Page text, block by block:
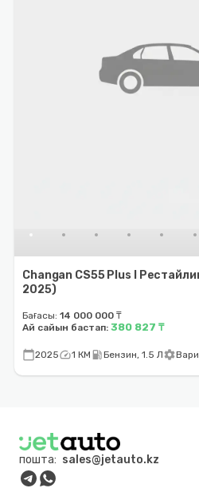
Changan CS55 Plus I
2025)
Бағасы: 14 000 000 ₸
Ай сайын бастап: 380 827 ₸
calendar_today2025speed1 КМ local_gas_stationБензин, 1.5 Лsettings
пошта: sales@jetauto.kz